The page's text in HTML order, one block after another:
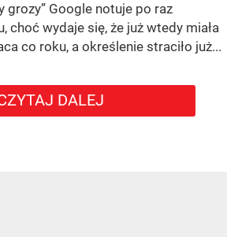
grozy” Google notuje po raz
choć wydaje się, że już wtedy miała
co roku, a określenie straciło już...
DALEJ